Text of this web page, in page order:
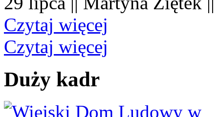
Czytaj więcej
Czytaj więcej
Duży kadr